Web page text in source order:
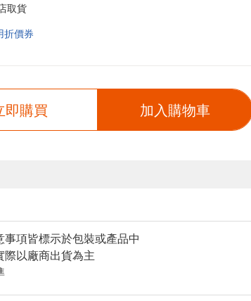
取貨
折價券
即購買 加入購物車
項皆標示於包裝或產品中
以廠商出貨為主